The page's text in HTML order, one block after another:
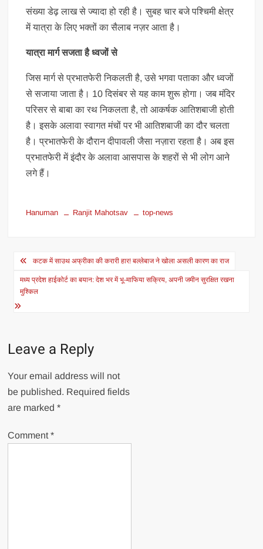
संख्या डेढ़ लाख से ज्यादा हो रही है। सुबह चार बजे पश्चिमी क्षेत्र
में यात्रा के लिए भक्तों का सैलाब नज़र आता है।
यात्रा मार्ग सजता है ध्वजों से
जिस मार्ग से प्रभातफेरी निकलती है, उसे भगवा पताका और ध्वजों
से सजाया जाता है। 10 दिसंबर से यह काम शुरू होगा। जब मंदिर
परिसर से बाबा का रथ निकलता है, तो आकर्षक आतिशबाजी होती
है। इसके अलावा स्वागत मंचों पर भी आतिशबाजी का दौर चलता
है। प्रभातफेरी के दौरान दीपावली जैसा नज़ारा रहता है। अब इस
प्रभातफेरी में इंदौर के अलावा आसपास के शहरों से भी लोग आने
लगे हैं।
Hanuman Ranjit Mahotsav top-news
Post
navigation
कटक में साउथ अफ्रीका की करारी हार! बल्लेबाज ने खोला असली कारण का राज
मध्य प्रदेश हाईकोर्ट का बयान: देश भर में भू-माफिया सक्रिय, अपनी जमीन सुरक्षित रखना
मुश्किल
Leave a Reply
Your email address will not
be published. Required fields
are marked*
Comment*